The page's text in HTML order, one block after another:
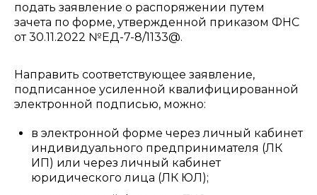
подать заявление о распоряжении путем
зачета по форме, утвержденной приказом ФНС
от 30.11.2022 №ЕД-7-8/1133@.
Направить соответствующее заявление,
подписанное усиленной квалифицированной
электронной подписью, можно:
в электронной форме через личный кабинет
индивидуального предпринимателя (ЛК
ИП) или через личный кабинет
юридического лица (ЛК ЮЛ);